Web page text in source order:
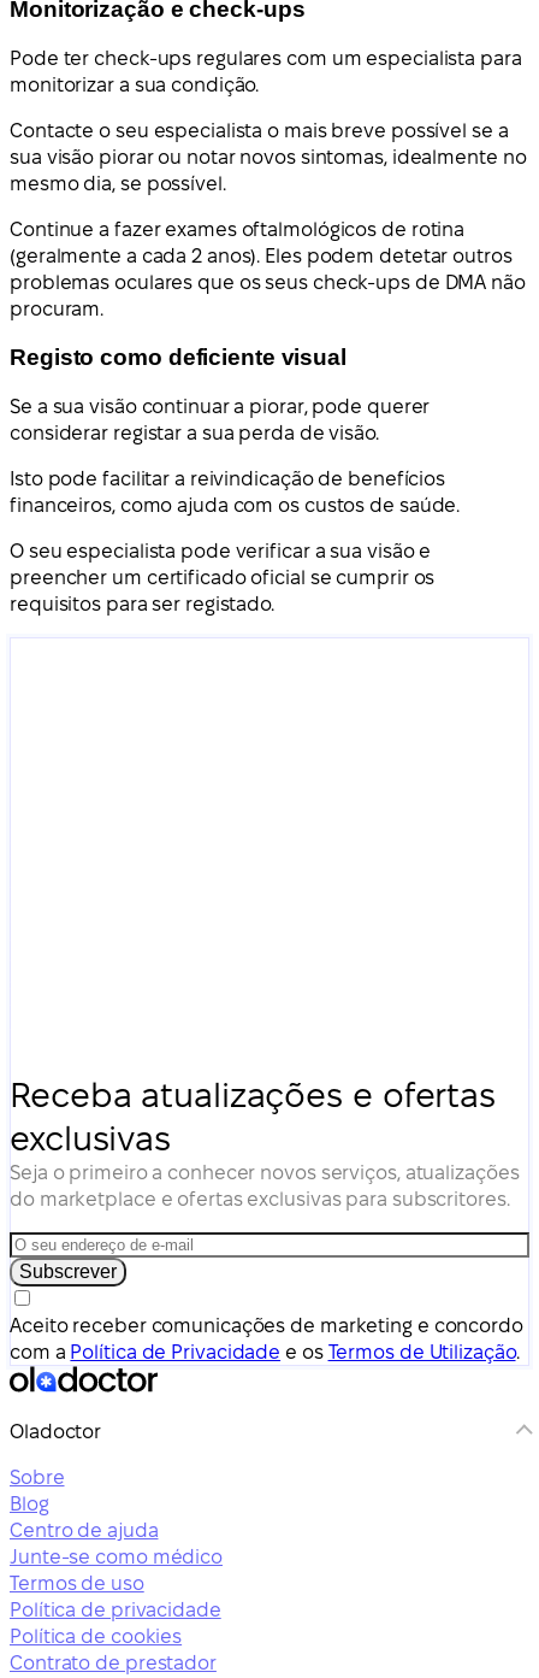
Monitorização e check-ups
Pode ter check-ups regulares com um especialista para
monitorizar a sua condição.
Contacte o seu especialista o mais breve possível se a
sua visão piorar ou notar novos sintomas, idealmente no
mesmo dia, se possível.
Continue a fazer exames oftalmológicos de rotina
(geralmente a cada 2 anos). Eles podem detetar outros
problemas oculares que os seus check-ups de DMA não
procuram.
Registo como deficiente visual
Se a sua visão continuar a piorar, pode querer
considerar registar a sua perda de visão.
Isto pode facilitar a reivindicação de benefícios
financeiros, como ajuda com os custos de saúde.
O seu especialista pode verificar a sua visão e
preencher um certificado oficial se cumprir os
requisitos para ser registado.
Receba atualizações e ofertas
exclusivas
Seja o primeiro a conhecer novos serviços, atualizações
do marketplace e ofertas exclusivas para subscritores.
Subscrever
Aceito receber comunicações de marketing e concordo
com a Política de Privacidade e os Termos de Utilização.
Oladoctor
Sobre
Blog
Centro de ajuda
Junte-se como médico
Termos de uso
Política de privacidade
Política de cookies
Contrato de prestador